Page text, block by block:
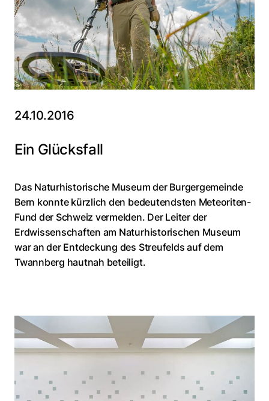
24.10.2016
Ein Glücksfall
Das Naturhistorische Museum der Burgergemeinde
Bern konnte kürzlich den bedeutendsten Meteoriten-
Fund der Schweiz vermelden. Der Leiter der
Erdwissenschaften am Naturhistorischen Museum
war an der Entdeckung des Streufelds auf dem
Twannberg hautnah beteiligt.